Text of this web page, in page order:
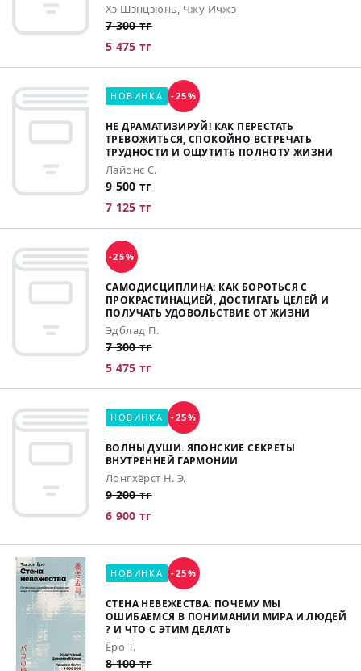
Хэ Шэнцзюнь, Чжу Ичжэ
7 300 тг
5 475 тг
НОВИНКА -25%
НЕ ДРАМАТИЗИРУЙ! КАК ПЕРЕСТАТЬ
ТРЕВОЖИТЬСЯ, СПОКОЙНО ВСТРЕЧАТЬ
ТРУДНОСТИ И ОЩУТИТЬ ПОЛНОТУ ЖИЗНИ
Лайонс С.
9 500 тг
7 125 тг
-25%
САМОДИСЦИПЛИНА: КАК БОРОТЬСЯ С
ПРОКРАСТИНАЦИЕЙ, ДОСТИГАТЬ ЦЕЛЕЙ И
ПОЛУЧАТЬ УДОВОЛЬСТВИЕ ОТ ЖИЗНИ
Эдблад П.
7 300 тг
5 475 тг
НОВИНКА -25%
ВОЛНЫ ДУШИ. ЯПОНСКИЕ СЕКРЕТЫ
ВНУТРЕННЕЙ ГАРМОНИИ
Лонгхёрст Н. Э.
9 200 тг
6 900 тг
НОВИНКА -25%
СТЕНА НЕВЕЖЕСТВА: ПОЧЕМУ МЫ
ОШИБАЕМСЯ В ПОНИМАНИИ МИРА И ЛЮДЕЙ
? И ЧТО С ЭТИМ ДЕЛАТЬ
Ёро Т.
8 100 тг